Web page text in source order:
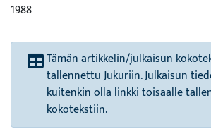
1988
Tämän artikkelin/julkaisun
tallennettu Jukuriin. Julkaisun
kuitenkin olla linkki toisaalle
kokotekstiin.